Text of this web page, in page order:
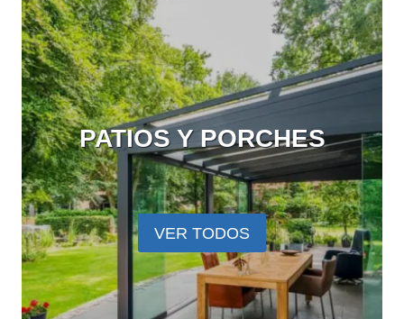
PATIOS Y PORCHES
VER TODOS